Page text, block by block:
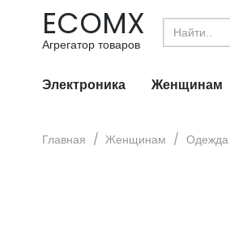
ECOMX
Агрегатор товаров
Search
for:
Электроника Женщинам
Главная / Женщинам / Одежда